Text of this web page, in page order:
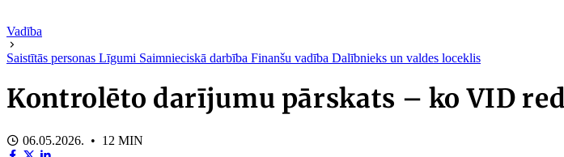
Vadība
Saistītās personas Līgumi Saimnieciskā darbība Finanšu vadība Dalībnieks un valdes loceklis
Kontrolēto darījumu pārskats – ko VID
06.05.2026. • 12 MIN